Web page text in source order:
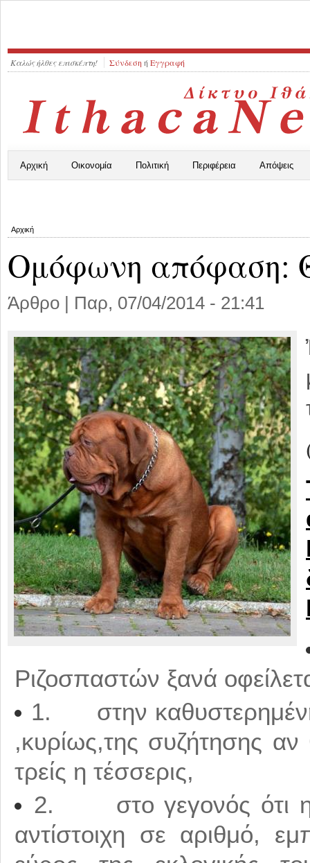
Καλώς ήλθες επισκέπτη! Σύνδεση ή Εγγραφή
Αρχική Οικονομία Πολιτική Περιφέρεια Απόψεις
Αρχική
Ομόφωνη απόφαση:
Άρθρο | Παρ, 07/04/2014 - 21:41
Ριζοσπαστών ξανά
1. στην
,κυρίως,της συζήτησης αν
τρείς η τέσσερις,
2. στο γεγονός ότι η
αντίστοιχη σε αριθμό,